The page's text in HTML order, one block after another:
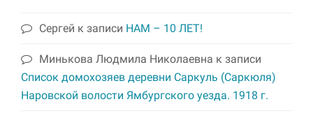
Сергей к записи НАМ – 10 ЛЕТ!
Минькова Людмила Николаевна к записи
Список домохозяев деревни Саркуль (Саркюля)
Наровской волости Ямбургского уезда. 1918 г.